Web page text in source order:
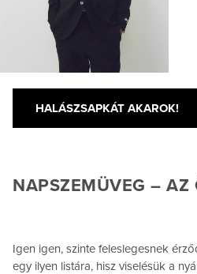
HALÁSZSAPKÁT AKAROK!
NAPSZEMÜVEG – AZ
Igen igen, szinte feleslegesnek
egy ilyen listára, hisz viselésük a